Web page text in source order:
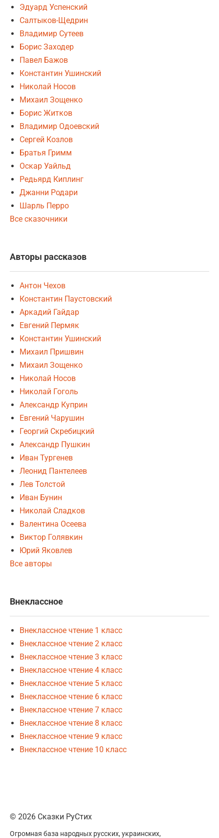
Эдуард Успенский
Салтыков-Щедрин
Владимир Сутеев
Борис Заходер
Павел Бажов
Константин Ушинский
Николай Носов
Михаил Зощенко
Борис Житков
Владимир Одоевский
Сергей Козлов
Братья Гримм
Оскар Уайльд
Редьярд Киплинг
Джанни Родари
Шарль Перро
Все сказочники
Авторы рассказов
Антон Чехов
Константин Паустовский
Аркадий Гайдар
Евгений Пермяк
Константин Ушинский
Михаил Пришвин
Михаил Зощенко
Николай Носов
Николай Гоголь
Александр Куприн
Евгений Чарушин
Георгий Скребицкий
Александр Пушкин
Иван Тургенев
Леонид Пантелеев
Лев Толстой
Иван Бунин
Николай Сладков
Валентина Осеева
Виктор Голявкин
Юрий Яковлев
Все авторы
Внеклассное
Внеклассное чтение 1 класс
Внеклассное чтение 2 класс
Внеклассное чтение 3 класс
Внеклассное чтение 4 класс
Внеклассное чтение 5 класс
Внеклассное чтение 6 класс
Внеклассное чтение 7 класс
Внеклассное чтение 8 класс
Внеклассное чтение 9 класс
Внеклассное чтение 10 класс
© 2026 Сказки РуСтих
Огромная база народных русских, украинских,